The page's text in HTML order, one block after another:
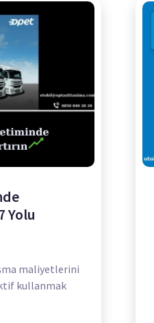
Yolu
maliyetlerini
kullanmak